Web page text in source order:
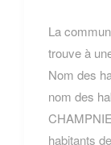
La
trouve à
Nom des
nom des
habitants